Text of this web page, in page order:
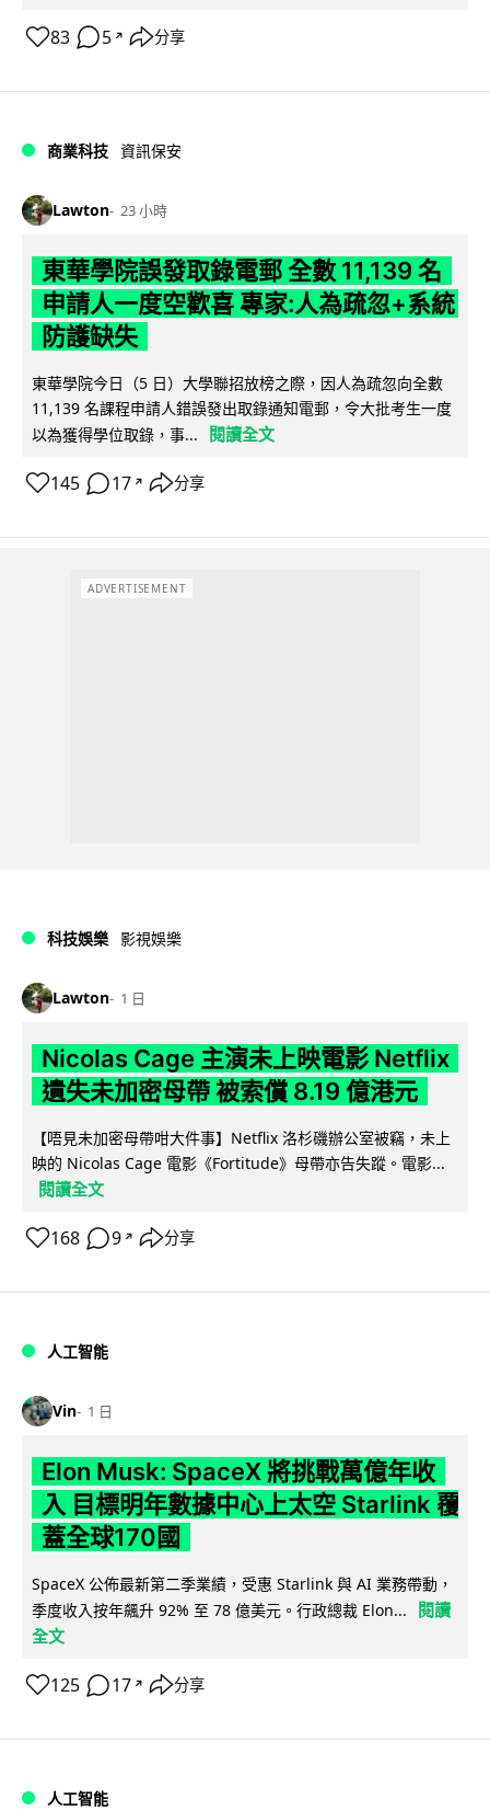
83 5 ↗ 分享
商業科技 資訊保安
Lawton 23 小時
東華學院誤發取錄電郵 全數 11,139 名
申請人一度空歡喜 專家:人為疏忽+系統
防護缺失
東華學院今日（5 日）大學聯招放榜之際，因人為疏忽向全數
11,139 名課程申請人錯誤發出取錄通知電郵，令大批考生一度
以為獲得學位取錄，事...
閱讀全文
145 17 ↗ 分享
ADVERTISEMENT
科技娛樂 影視娛樂
Lawton 1 日
Nicolas Cage 主演未上映電影 Netflix
遺失未加密母帶 被索償 8.19 億港元
【唔見未加密母帶咁大件事】Netflix 洛杉磯辦公室被竊，未上
映的 Nicolas Cage 電影《Fortitude》母帶亦告失蹤。電影...
閱讀全文
168 9 ↗ 分享
人工智能
Vin 1 日
Elon Musk: SpaceX 將挑戰萬億年收
入 目標明年數據中心上太空 Starlink 覆
蓋全球170國
SpaceX 公佈最新第二季業績，受惠 Starlink 與 AI 業務帶動，
季度收入按年飆升 92% 至 78 億美元。行政總裁 Elon...
閱讀
全文
125 17 ↗ 分享
人工智能